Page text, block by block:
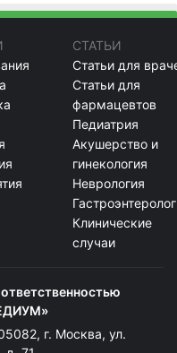
СТАТЬИ
Статьи для
Статьи для
фармацевтов
Педиатрия
Акушерство и
гинекология
Неврология
Клинические
случаи
г. Москва, ул.